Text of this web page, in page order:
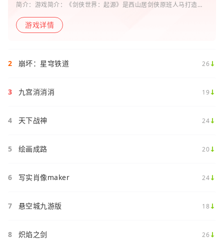
简介：游戏简介：《剑侠世界：起源》是西山居剑侠原班人马打造的
侠情缘”端游时代的特色设定，比如五行相克、宋金战场、帮
游戏详情
2 崩坏：星穹铁道 26
3 九宫消消消 19
4 天下战神 24
5 绘画成路 20
6 写实肖像maker 24
7 悬空城九游版 18
8 炽焰之剑 26